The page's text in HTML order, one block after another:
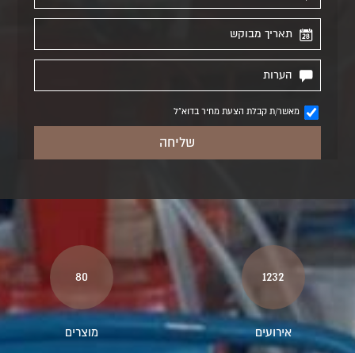
מאשר/ת קבלת הצעת מחיר בדוא"ל
1232
אירועים
80
מוצרים